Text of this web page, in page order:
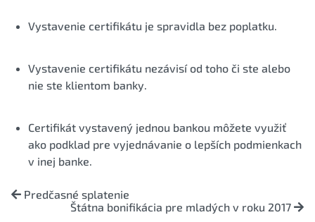
Vystavenie certifikátu je spravidla bez poplatku.
Vystavenie certifikátu nezávisí od toho či ste alebo
nie ste klientom banky.
Certifikát vystavený jednou bankou môžete využiť
ako podklad pre vyjednávanie o lepších podmienkach
v inej banke.
Predčasné splatenie
Štátna bonifikácia pre mladých v roku 2017